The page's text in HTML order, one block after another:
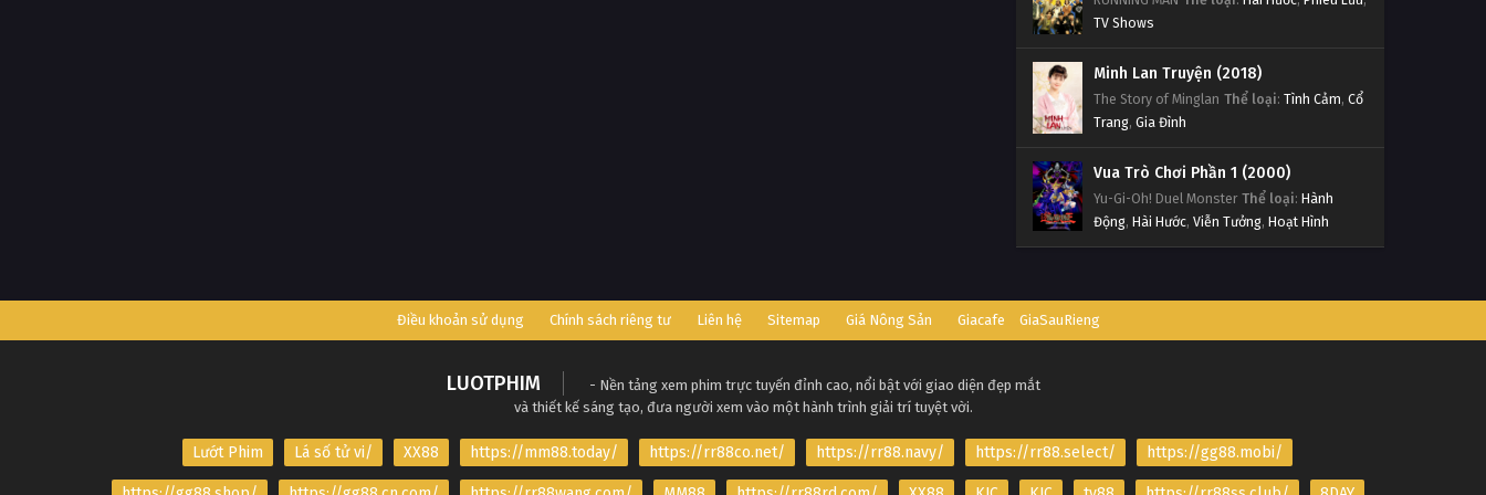
TV Shows
Minh Lan Truyện (2018)
The Story of Minglan Thể loại: Tình Cảm, Cổ
Trang, Gia Đình
Vua Trò Chơi Phần 1 (2000)
Yu-Gi-Oh! Duel Monster Thể loại: Hành
Động, Hài Hước, Viễn Tưởng, Hoạt Hình
Điều khoản sử dụng Chính sách riêng tư Liên hệ Sitemap Giá Nông Sản Giacafe GiaSauRieng
LUOTPHIM
- Nền tảng xem phim trực tuyến đỉnh cao, nổi bật với giao diện đẹp mắt
và thiết kế sáng tạo, đưa người xem vào một hành trình giải trí tuyệt vời.
Lướt Phim Lá số tử vi/ XX88 https://mm88.today/ https://rr88co.net/ https://rr88.navy/ https://rr88.select/ https://gg88.mobi/